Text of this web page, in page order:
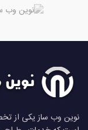
نوین وب ساز یکی از